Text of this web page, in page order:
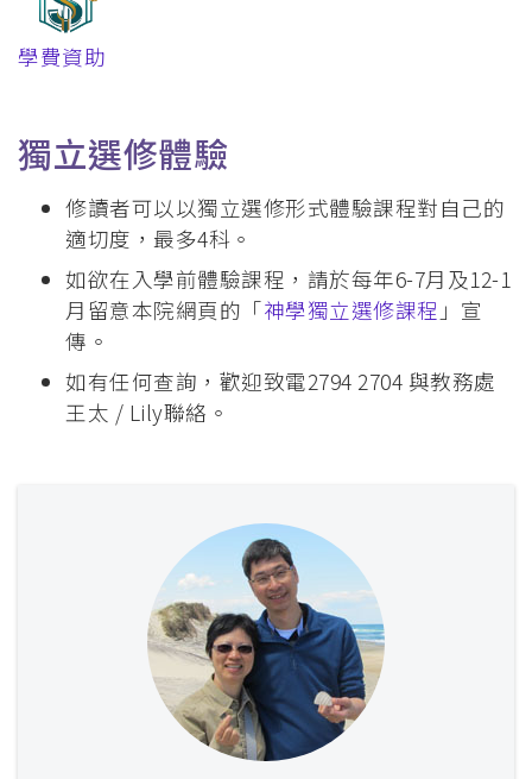
學費資助
獨立選修體驗
修讀者可以以獨立選修形式體驗課程對自己的
適切度，最多4科。
如欲在入學前體驗課程，請於每年6-7月及12-1
月留意本院網頁的「神學獨立選修課程 」宣
傳。
如有任何查詢，歡迎致電2794 2704 與教務處
王太 / Lily聯絡。